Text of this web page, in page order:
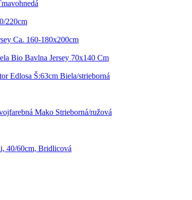
220cm
Ca. 160-180x200cm
Bio Bavlna Jersey 70x140 Cm
Edlosa Š:63cm Biela/strieborná
Mako Strieborná/ružová
40/60cm, Bridlicová